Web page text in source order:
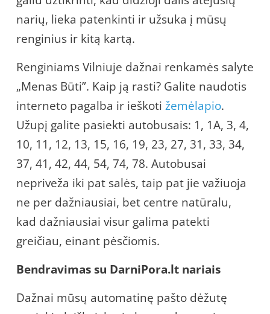
narių, lieka patenkinti ir užsuka į mūsų
renginius ir kitą kartą.
Renginiams Vilniuje dažnai renkamės salyte
„Menas Būti”. Kaip ją rasti? Galite naudotis
interneto pagalba ir ieškoti žemėlapio.
Užupį galite pasiekti autobusais: 1, 1A, 3, 4,
10, 11, 12, 13, 15, 16, 19, 23, 27, 31, 33, 34,
37, 41, 42, 44, 54, 74, 78. Autobusai
nepriveža iki pat salės, taip pat jie važiuoja
ne per dažniausiai, bet centre natūralu,
kad dažniausiai visur galima patekti
greičiau, einant pėsčiomis.
Bendravimas su DarniPora.lt nariais
Dažnai mūsų automatinę pašto dėžutę